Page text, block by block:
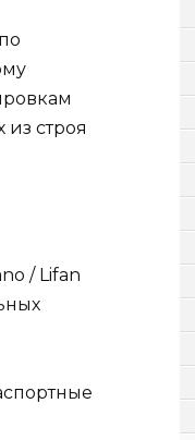
строя
/ Lifan